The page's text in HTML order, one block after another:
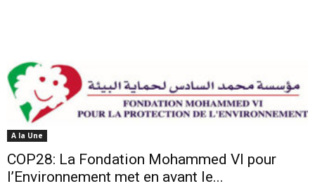
A la Une
COP28: La Fondation Mohammed VI pour
l’Environnement met en avant le...